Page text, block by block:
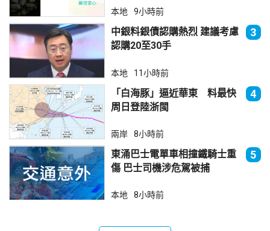
本地 9小時前
中銀料銀債認購熱烈 建議考慮
認購20至30手
3
本地 11小時前
「白海豚」逼近華東 料最快
周日登陸浙閩
4
兩岸 8小時前
東涌巴士電單車相撞鐵騎士重
傷 巴士司機涉危駕被捕
5
本地 8小時前